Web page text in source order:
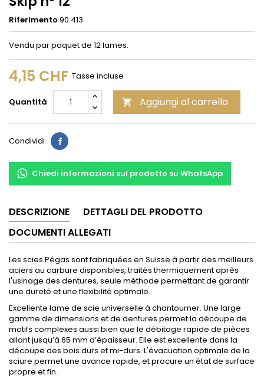
Riferimento 90.413
Vendu par paquet de 12 lames.
4,15 CHF Tasse incluse
Quantità  Aggiungi al carrello
Condividi Condividi
Chiedi informazioni sul prodotto su WhatsApp
DESCRIZIONE
DETTAGLI DEL PRODOTTO
DOCUMENTI ALLEGATI
Les scies Pégas sont fabriquées en Suisse à partir des meilleurs
aciers au carbure disponibles, traités thermiquement après
l'usinage des dentures, seule méthode permettant de garantir
une dureté et une flexibilité optimale.
Excellente lame de scie universelle à chantourner. Une large
gamme de dimensions et de dentures permet la découpe de
motifs complexes aussi bien que le débitage rapide de pièces
allant jusqu’à 65 mm d’épaisseur. Elle est excellente dans la
découpe des bois durs et mi-durs. L'évacuation optimale de la
sciure permet une avance rapide, et procure un état de surface
propre et fin.